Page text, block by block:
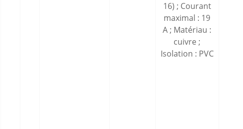
16) ; Courant
maximal : 19
A ; Matériau :
cuivre ;
Isolation : PVC